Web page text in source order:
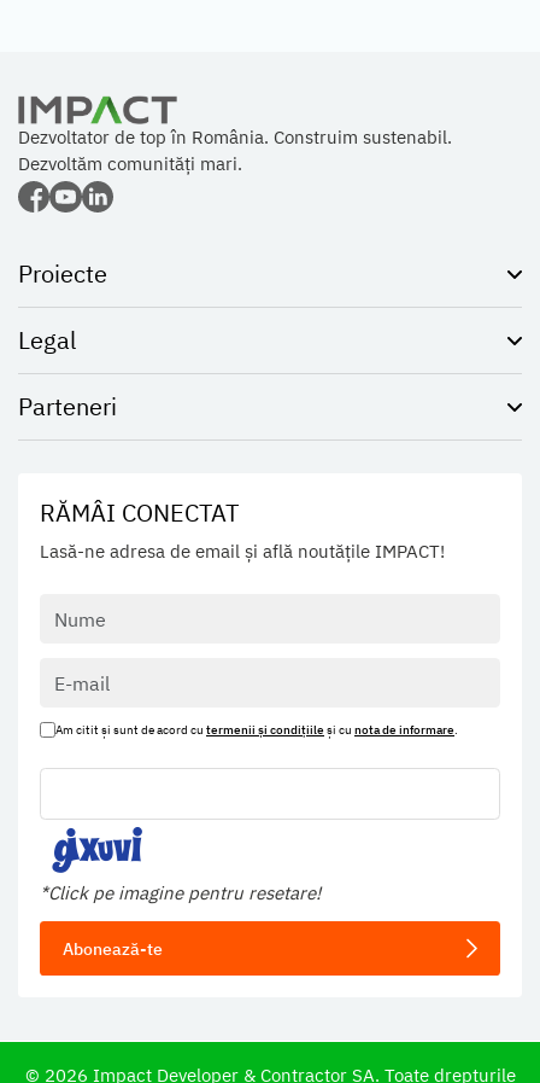
Dezvoltator de top în România. Construim sustenabil.
Dezvoltăm comunități mari.
Proiecte
Legal
Parteneri
RĂMÂI CONECTAT
Lasă-ne adresa de email și află noutățile IMPACT!
Am citit și sunt de acord cu termenii și condițiileși cu nota de informare.
*Click pe imagine pentru resetare!
Abonează-te
© 2026 Impact Developer & Contractor SA. Toate drepturile